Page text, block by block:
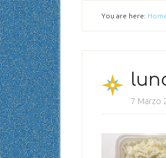
You are here:
7 Marzo